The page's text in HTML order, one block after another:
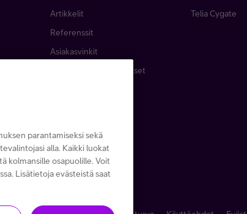
Artikkelit
Referenssit
Asiakasvinkit
Webinaarit ja koulutukset
Telia Cygate
parantamiseksi sekä
alla. Kaikki luokat
kolmansille osapuolille. Voit
Lisätietoja evästeistä saat